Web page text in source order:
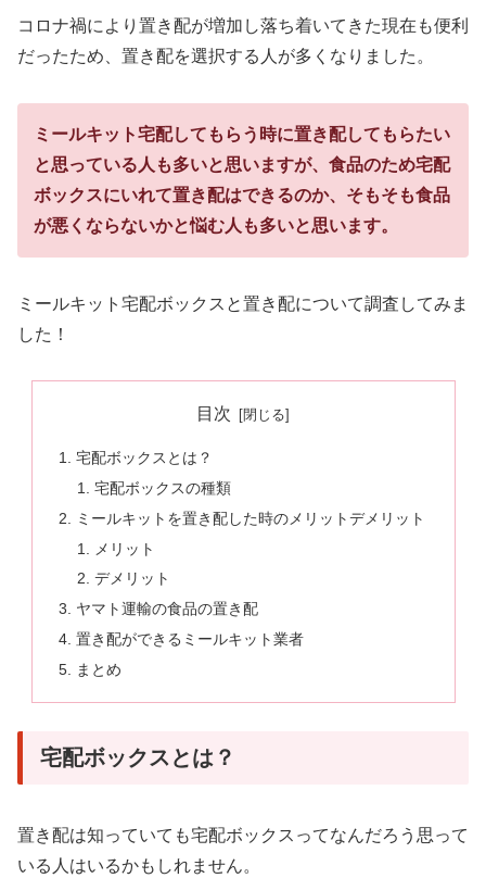
コロナ禍により置き配が増加し落ち着いてきた現在も便利
だったため、置き配を選択する人が多くなりました。
ミールキット宅配してもらう時に置き配してもらたい
と思っている人も多いと思いますが、食品のため宅配
ボックスにいれて置き配はできるのか、そもそも食品
が悪くならないかと悩む人も多いと思います。
ミールキット宅配ボックスと置き配について調査してみま
した！
目次
宅配ボックスとは？
宅配ボックスの種類
ミールキットを置き配した時のメリットデメリット
メリット
デメリット
ヤマト運輸の食品の置き配
置き配ができるミールキット業者
まとめ
宅配ボックスとは？
置き配は知っていても宅配ボックスってなんだろう思って
いる人はいるかもしれません。